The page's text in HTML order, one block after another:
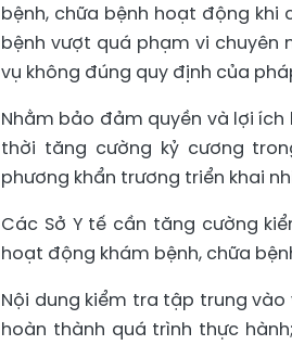
bệnh, chữa bệnh hoạt động
bệnh vượt quá phạm vi
vụ không đúng quy định của
Nhằm bảo đảm quyền và lợi
thời tăng cường kỷ cương
phương khẩn trương triển khai
Các Sở Y tế cần tăng cường
hoạt động khám bệnh, chữa
Nội dung kiểm tra tập trung vào
hoàn thành quá trình thực